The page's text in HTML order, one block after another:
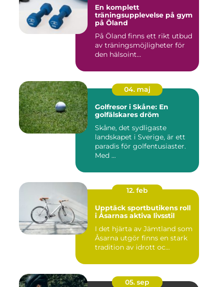
En komplett
träningsupplevelse på gym
på Öland
På Öland finns ett rikt utbud
av träningsmöjligheter för
den hälsoint...
04. maj
Golfresor i Skåne: En
golfälskares dröm
Skåne, det sydligaste
landskapet i Sverige, är ett
paradis för golfentusiaster.
Med ...
12. feb
Upptäck sportbutikens roll
i Åsarnas aktiva livsstil
I det hjärta av Jämtland som
Åsarna utgör finns en stark
tradition av idrott oc...
05. sep